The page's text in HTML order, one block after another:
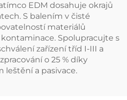
EDM dosahuje okrajů
S balením v čisté
materiálů
Spolupracujte s
zařízení tříd I-III a
o 25 % díky
leštění a pasivace.